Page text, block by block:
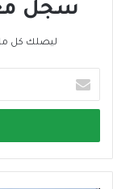
سجل
ليصلك كل ما
خ
ب
ر